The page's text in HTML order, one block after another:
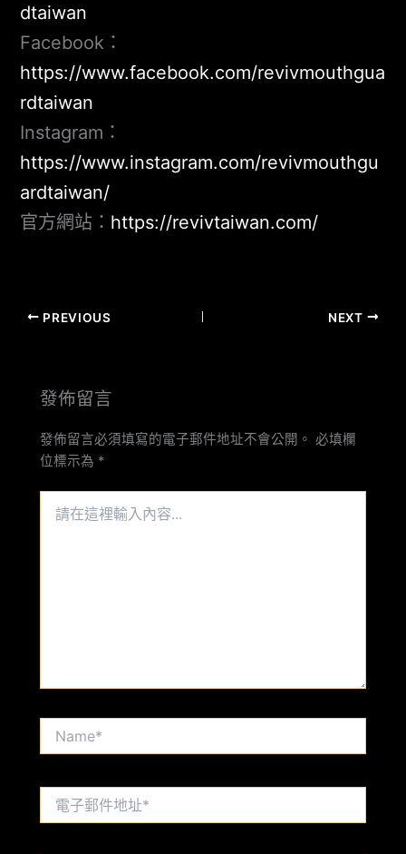
dtaiwan
Facebook：
https://www.facebook.com/revivmouthgua
rdtaiwan
Instagram：
https://www.instagram.com/revivmouthgu
ardtaiwan/
官方網站： https://revivtaiwan.com/
PREVIOUS NEXT
發佈留言
發佈留言必須填寫的電子郵件地址不會公開。 必填欄
位標示為 *